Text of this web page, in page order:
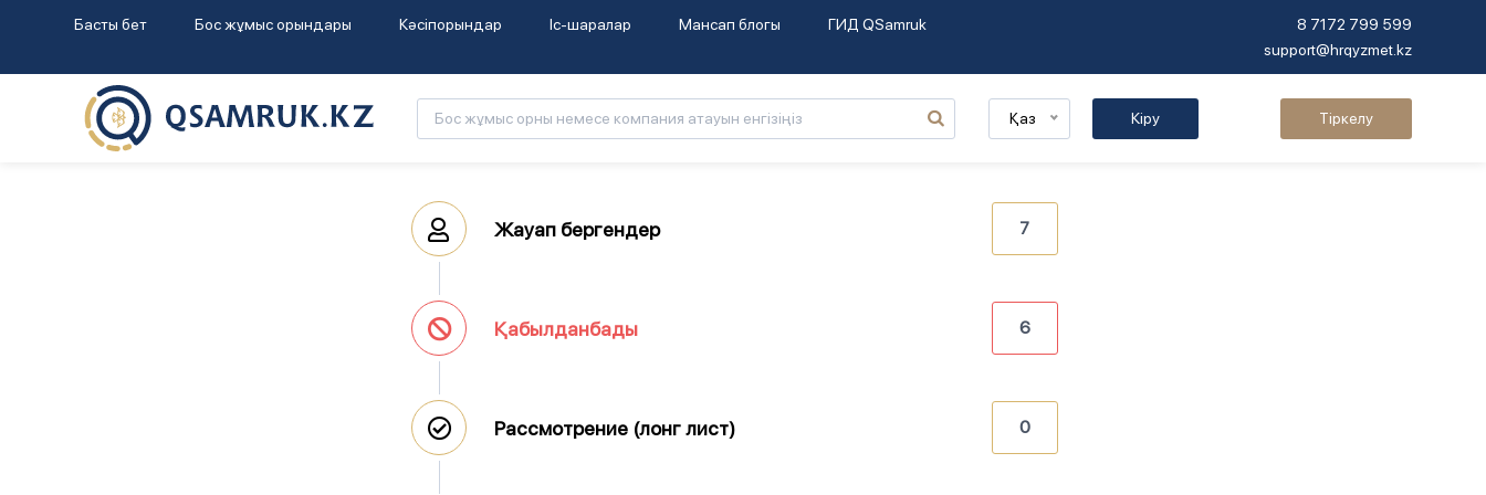
Басты бет Бос жұмыс орындары Кәсіпорындар Іс-шаралар Мансап блогы ГИД QSamruk
8 7172 799 599
support@hrqyzmet.kz
Қаз Кіру Тіркелу
Жауап бергендер 7
Қабылданбады 6
Рассмотрение (лонг лист) 0